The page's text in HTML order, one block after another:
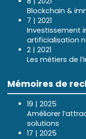
Blockchain &
7 | 2021
Investissement
artificialisation
2 | 2021
Les métiers de
Mémoires de
19 | 2025
Améliorer
solutions
17 | 2025